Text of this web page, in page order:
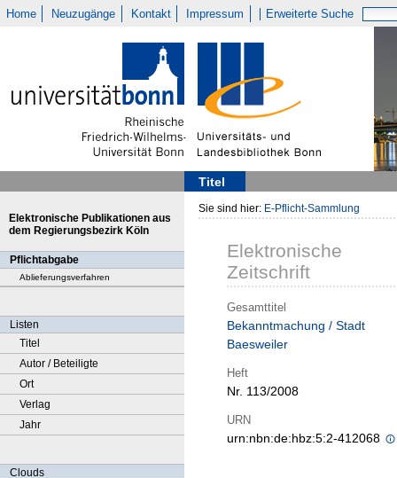
Home Neuzugänge Kontakt Impressum Erweiterte Suche
Titel
Elektronische Publikationen aus
dem Regierungsbezirk Köln
Pflichtabgabe
Ablieferungsverfahren
Listen
Titel
Autor / Beteiligte
Ort
Verlag
Jahr
Clouds
Sie sind hier: E-Pflicht-Sammlung
Elektronische
Zeitschrift
Gesamttitel
Bekanntmachung / Stadt
Baesweiler
Heft
Nr. 113/2008
URN
urn:nbn:de:hbz:5:2-412068